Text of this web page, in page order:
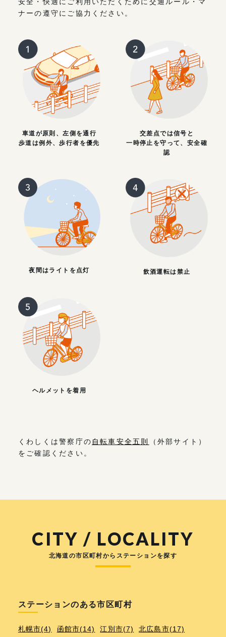
ナーの遵守にご協力ください。
車道が原則、左側を通行
歩道は例外、歩行者を優先
交差点では信号と
一時停止を守って、安全確
認
夜間はライトを点灯 飲酒運転は禁止
ヘルメットを着用
くわしくは警察庁の 自転車安全五則
（外部サイト）
をご確認ください。
CITY / LOCALITY
北海道の市区町村からステーションを探す
ステーションのある市区町村
札幌市(4) 函館市(14) 江別市(7) 北広島市(17)